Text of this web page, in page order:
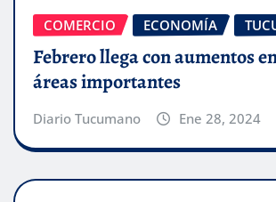
COMERCIO ECONOMÍA
Febrero llega con aumentos
áreas importantes
Diario Tucumano Ene 28, 2024